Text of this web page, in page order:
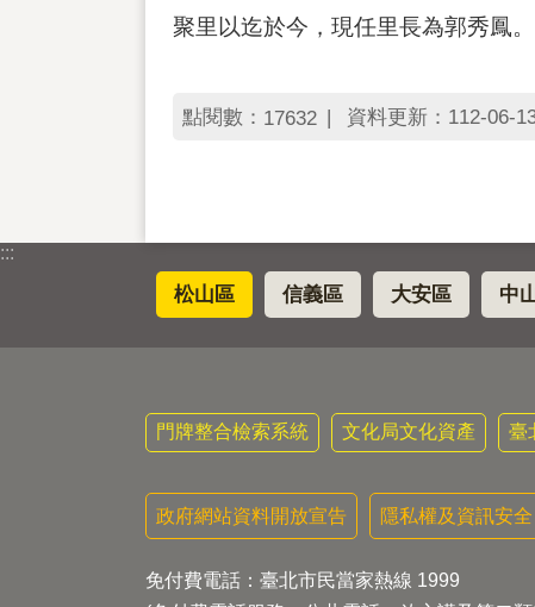
聚里以迄於今，現任里長為郭秀鳳。
點閱數： 17632 資料更新：112-06-
:::
松山區 信義區 大安區 中
門牌整合檢索系統 文化局文化資產 臺
政府網站資料開放宣告 隱私權及資訊安全
免付費電話：臺北市民當家熱線 1999